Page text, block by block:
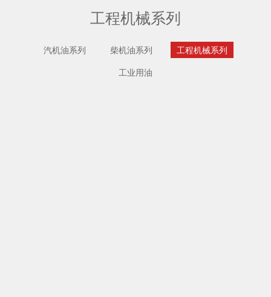
工程机械系列
汽机油系列 柴机油系列 工程机械系列
工业用油